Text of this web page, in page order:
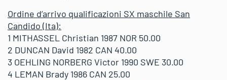
Ordine d’arrivo qualificazioni SX maschile San
Candido (Ita):
1 MITHASSEL Christian 1987 NOR 50.00
2 DUNCAN David 1982 CAN 40.00
3 OEHLING NORBERG Victor 1990 SWE 30.00
4 LEMAN Brady 1986 CAN 25.00